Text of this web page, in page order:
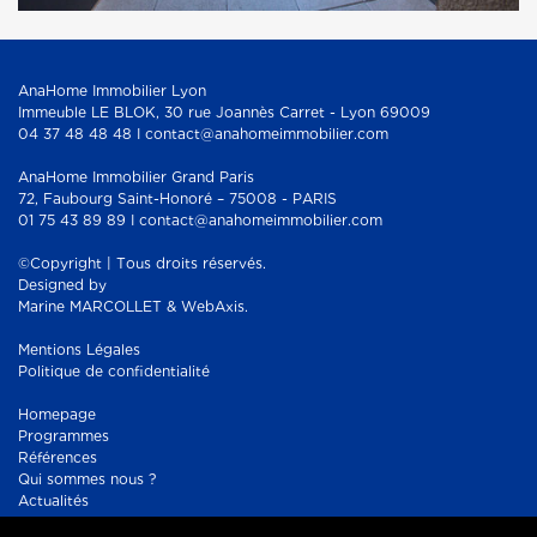
AnaHome Immobilier Lyon
Immeuble LE BLOK, 30 rue Joannès Carret - Lyon 69009
04 37 48 48 48 I contact@anahomeimmobilier.com
AnaHome Immobilier Grand Paris
72, Faubourg Saint-Honoré – 75008 - PARIS
01 75 43 89 89 I contact@anahomeimmobilier.com
©Copyright | Tous droits réservés.
Designed by
Marine MARCOLLET & WebAxis.
Mentions Légales
Politique de confidentialité
Homepage
Programmes
Références
Qui sommes nous ?
Actualités